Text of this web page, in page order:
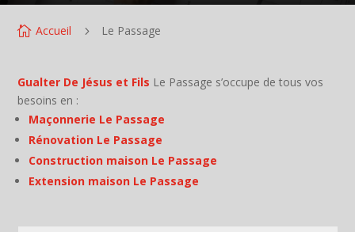
 Accueil 5 Le Passage
Gualter De Jésus et Fils Le Passage s’occupe de tous vos
besoins en :
Maçonnerie Le Passage
Rénovation Le Passage
Construction maison Le Passage
Extension maison Le Passage